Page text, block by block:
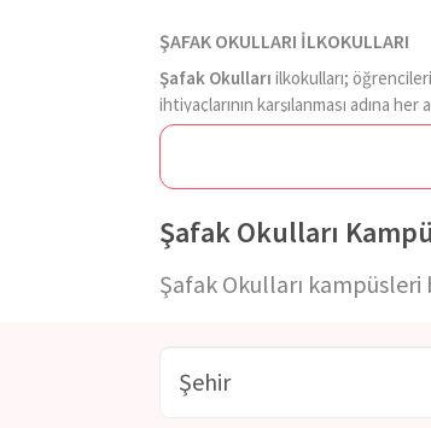
ŞAFAK OKULLARI İLKOKULLARI
Şafak Okulları ilkokulları;
ihtiyaçlarının karşılanması adına
pistine, basketbol sahalarından,
başlanması öğrencinin o dili daha
öğrencilerine İngilizce eğitimini,
olmaktan geçtiğini düşünmektedir.
Şafak Okulları
, Küçükköy ve
hayatın bir parçası olduğu
Şafak Okulları
Şafak Okulları kampüsleri